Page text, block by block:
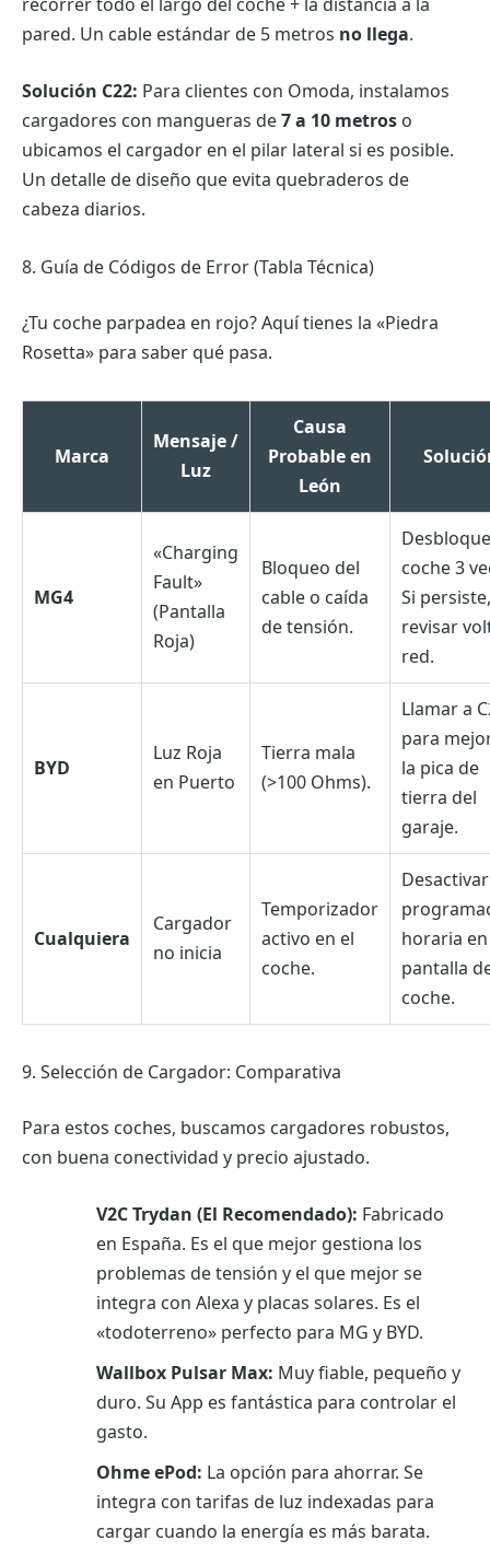
pared. Un cable estándar de 5 metros no llega.
Solución C22: Para clientes con Omoda, instalamos
cargadores con mangueras de7 a 10 metros o
ubicamos el cargador en el pilar lateral si es posible.
Un detalle de diseño que evita quebraderos de
cabeza diarios.
8. Guía de Códigos de Error (Tabla Técnica)
¿Tu coche parpadea en rojo? Aquí tienes la «Piedra
Rosetta» para saber qué pasa.
Marca
Mensaje /
Luz
Causa
Probable en
León
MG4
«Charging
Fault»
(Pantalla
Roja)
Bloqueo del
cable o caída
de tensión.
coche 3
Si persiste,
revisar
red.
BYD
Luz Roja
en Puerto
Tierra mala
(>100 Ohms).
Llamar a
para
la pica de
tierra del
garaje.
Cualquiera
Cargador
no inicia
Temporizador
activo en el
coche.
Desactivar
horaria
pantalla
coche.
9. Selección de Cargador: Comparativa
Para estos coches, buscamos cargadores robustos,
con buena conectividad y precio ajustado.
V2C Trydan (El Recomendado): Fabricado
en España. Es el que mejor gestiona los
problemas de tensión y el que mejor se
integra con Alexa y placas solares. Es el
«todoterreno» perfecto para MG y BYD.
Wallbox Pulsar Max: Muy fiable, pequeño y
duro. Su App es fantástica para controlar el
gasto.
Ohme ePod: La opción para ahorrar. Se
integra con tarifas de luz indexadas para
cargar cuando la energía es más barata.